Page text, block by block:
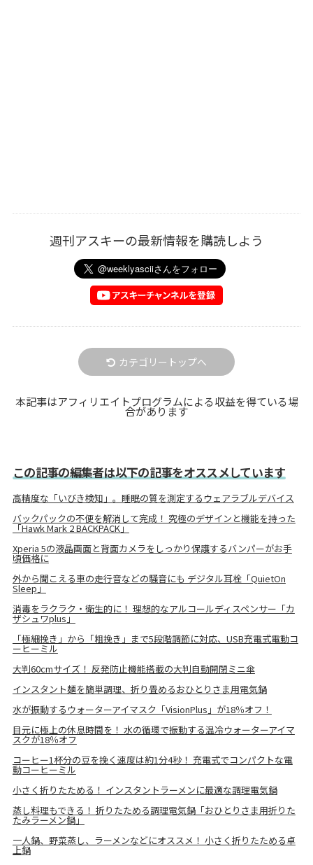
週刊アスキーの最新情報を購読しよう
カテゴリートップへ
本記事はアフィリエイトプログラムによる収益を得ている場
合があります
この記事の編集者は以下の記事をオススメしています
高精度な「いびき検知」。睡眠の質を測定するウェアラブルデバイス
バックパックの不便を解消して完成！ 究極のデザインと機能を持った
「Hawk Mark 2 BACKPACK」
Xperia 5の液晶画面と背面カメラをしっかり保護するバンパーがお手
頃価格に
外から聞こえる車の走行音などの騒音にも デジタル耳栓「QuietOn
Sleep」
消毒をラクラク・衛生的に！ 理想的なアルコールディスペンサー「カ
ザシュワplus」
「極細挽き」から「粗挽き」まで5段階調節に対応、USB充電式電動コ
ーヒーミル
大判60cmサイズ！ 反発防止機能搭載の大判自動開閉ミニ傘
インスタント麺を簡単調理、折り畳めるおひとりさま用電気鍋
水が振動するウォーターアイマスク「VisionPlus」が18％オフ！
目元に極上の休息時間を！ 水の循環で振動する温冷ウォーターアイマ
スクが18％オフ
コーヒー1杯分の豆を挽く速度は約1分4秒！ 充電式でコンパクトな電
動コーヒーミル
小さく折りたためる！ インスタントラーメンに最適な調理電気鍋
蒸し料理もできる！ 折りたためる調理電気鍋「おひとりさま用折りた
たみラーメン鍋」
一人鍋、野菜蒸し、ラーメンなどにオススメ！ 小さく折りたためる卓
上鍋